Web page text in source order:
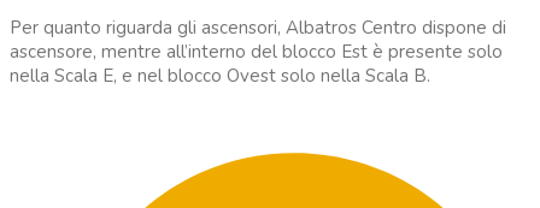
Per quanto riguarda gli ascensori, Albatros Centro dispone di
ascensore, mentre all’interno del blocco Est è presente solo
nella Scala E, e nel blocco Ovest solo nella Scala B.